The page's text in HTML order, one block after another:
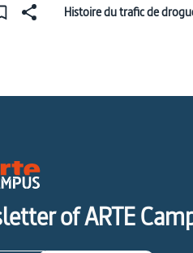
Histoire du trafic de
of ARTE